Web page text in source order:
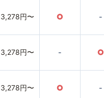
3,278円〜 ○ -
3,278円〜 - ○
3,278円〜 ○ -